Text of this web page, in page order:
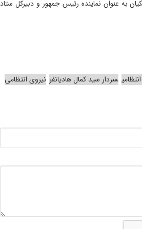
به عنوان نماینده رئیس جمهور و دبیرکل ستاد
سردار سید کمال هادیانفر نیروی انتظامی